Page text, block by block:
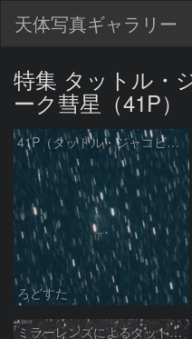
天体写真ギャラリー
特集 タットル・
ーク彗星（41P）
41P（タットル・ジャコビニ・クレサック彗星）
ろどすた
ミラーレンズによるタットル-ジャコビニ-クレサーク彗星